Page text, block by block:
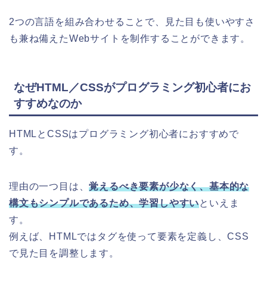
2つの言語を組み合わせることで、見た目も使いやすさ
も兼ね備えたWebサイトを制作することができます。
なぜHTML／CSSがプログラミング初心者にお
すすめなのか
HTMLとCSSはプログラミング初心者におすすめで
す。
理由の一つ目は、覚えるべき要素が少なく、基本的な
構文もシンプルであるため、学習しやすいといえま
す。
例えば、HTMLではタグを使って要素を定義し、CSS
で見た目を調整します。